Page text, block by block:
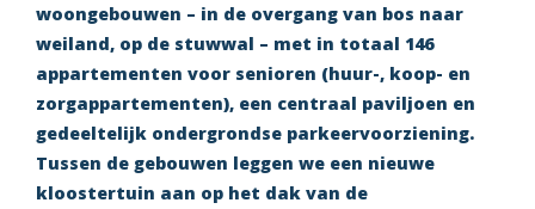
woongebouwen – in de overgang van bos naar
weiland, op de stuwwal – met in totaal 146
appartementen voor senioren (huur-, koop- en
zorgappartementen), een centraal paviljoen en
gedeeltelijk ondergrondse parkeervoorziening.
Tussen de gebouwen leggen we een nieuwe
kloostertuin aan op het dak van de